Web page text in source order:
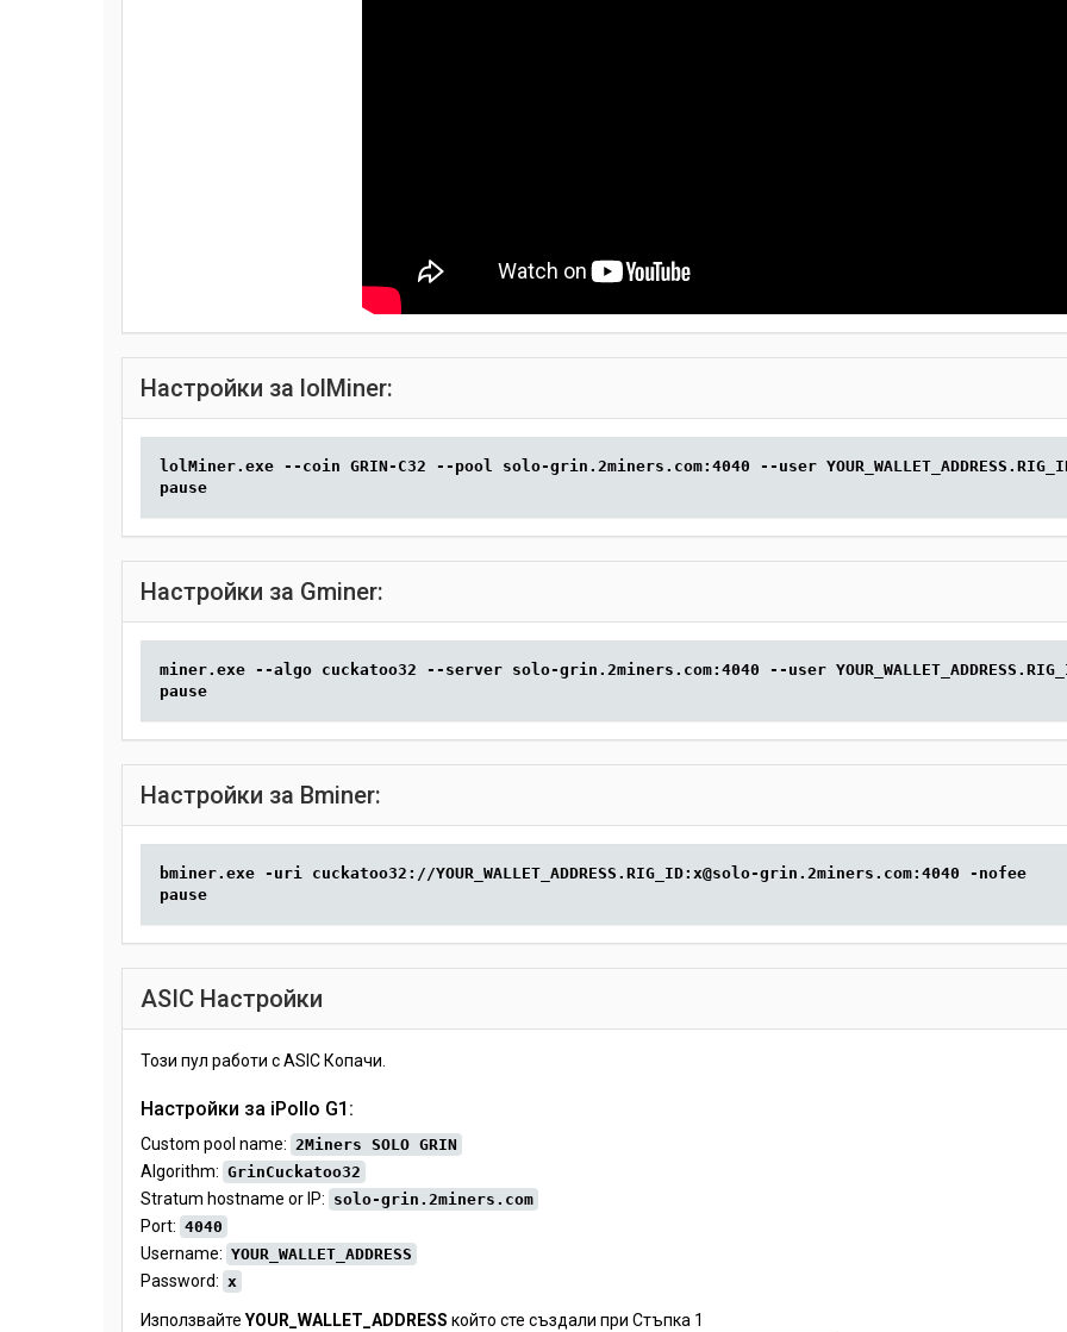
Настройки за lolMiner:
lolMiner.exe --coin GRIN-C32 --pool solo-grin.2miners.com:4040 --user
pause
Настройки за Gminer:
miner.exe --algo cuckatoo32 --server solo-grin.2miners.com:4040 --user
pause
Настройки за Bminer:
bminer.exe -uri cuckatoo32://YOUR_WALLET_ADDRESS.RIG_ID:x@solo-grin.2miners.com:4040 -nofee
pause
ASIC Настройки
Този пул работи с ASIC Копачи.
Настройки за iPollo G1:
Custom pool name: 2Miners SOLO GRIN
Algorithm: GrinCuckatoo32
Stratum hostname or IP: solo-grin.2miners.com
Port: 4040
Username: YOUR_WALLET_ADDRESS
Password: x
Използвайте YOUR_WALLET_ADDRESS който сте създали при Стъпка 1